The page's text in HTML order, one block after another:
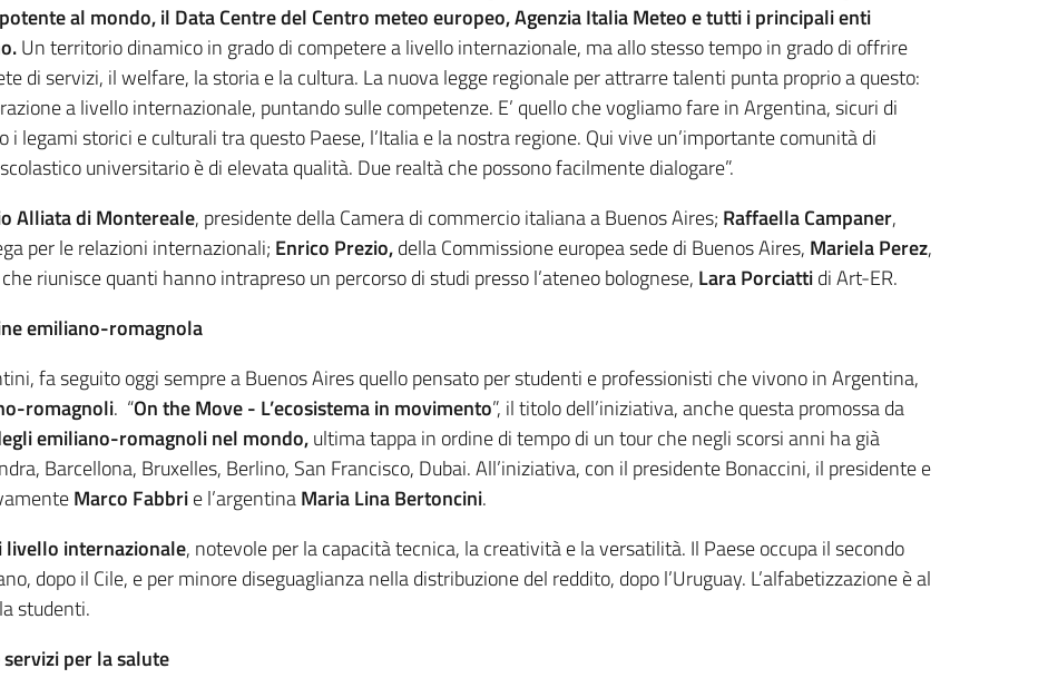
al mondo, il Data Centre del Centro meteo europeo, Agenzia Italia Meteo e tutti i principali enti
Un territorio dinamico in grado di competere a livello internazionale, ma allo stesso tempo in grado di offrire
di servizi, il welfare, la storia e la cultura. La nuova legge regionale per attrarre talenti punta proprio a questo:
a livello internazionale, puntando sulle competenze. E’ quello che vogliamo fare in Argentina, sicuri di
legami storici e culturali tra questo Paese, l’Italia e la nostra regione. Qui vive un’importante comunità di
universitario è di elevata qualità. Due realtà che possono facilmente dialogare”.
Alliata di Montereale, presidente della Camera di commercio italiana a Buenos Aires; Raffaella Campaner,
per le relazioni internazionali; Enrico Prezio,della Commissione europea sede di Buenos Aires, Mariela Perez,
riunisce quanti hanno intrapreso un percorso di studi presso l’ateneo bolognese, Lara Porciattidi Art-ER.
emiliano-romagnola
fa seguito oggi sempre a Buenos Aires quello pensato per studenti e professionisti che vivono in Argentina,
romagnoli. “On the Move - L’ecosistema in movimento”, il titolo dell’iniziativa, anche questa promossa da
emiliano-romagnoli nel mondo,ultima tappa in ordine di tempo di un tour che negli scorsi anni ha già
Barcellona, Bruxelles, Berlino, San Francisco, Dubai. All’iniziativa, con il presidente Bonaccini, il presidente e
Marco Fabbrie l’argentinaMaria Lina Bertoncini.
internazionale, notevole per la capacità tecnica, la creatività e la versatilità. Il Paese occupa il secondo
dopo il Cile, e per minore diseguaglianza nella distribuzione del reddito, dopo l’Uruguay. L’alfabetizzazione è al
studenti.
per la salute